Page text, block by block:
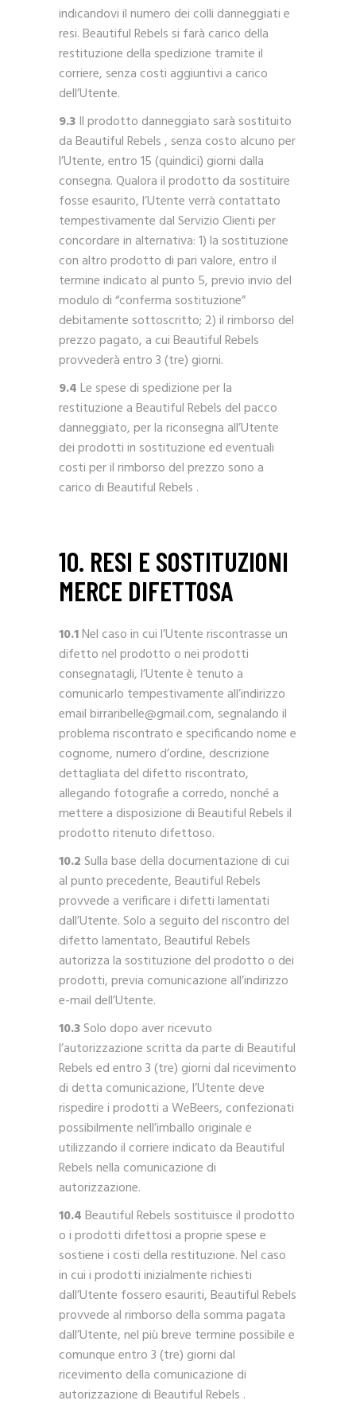
indicandovi il numero dei colli danneggiati e
resi. Beautiful Rebels si farà carico della
restituzione della spedizione tramite il
corriere, senza costi aggiuntivi a carico
dell’Utente.
9.3Il prodotto danneggiato sarà sostituito
da Beautiful Rebels , senza costo alcuno per
l’Utente, entro 15 (quindici) giorni dalla
consegna. Qualora il prodotto da sostituire
fosse esaurito, l’Utente verrà contattato
tempestivamente dal Servizio Clienti per
concordare in alternativa: 1) la sostituzione
con altro prodotto di pari valore, entro il
termine indicato al punto 5, previo invio del
modulo di “conferma sostituzione”
debitamente sottoscritto; 2) il rimborso del
prezzo pagato, a cui Beautiful Rebels
provvederà entro 3 (tre) giorni.
9.4Le spese di spedizione per la
restituzione a Beautiful Rebels del pacco
danneggiato, per la riconsegna all’Utente
dei prodotti in sostituzione ed eventuali
costi per il rimborso del prezzo sono a
carico di Beautiful Rebels .
10. RESI E SOSTITUZIONI
MERCE DIFETTOSA
10.1Nel caso in cui l’Utente riscontrasse un
difetto nel prodotto o nei prodotti
consegnatagli, l’Utente è tenuto a
comunicarlo tempestivamente all’indirizzo
email birraribelle@gmail.com, segnalando il
problema riscontrato e specificando nome e
cognome, numero d’ordine, descrizione
dettagliata del difetto riscontrato,
allegando fotografie a corredo, nonché a
mettere a disposizione di Beautiful Rebels il
prodotto ritenuto difettoso.
10.2Sulla base della documentazione di cui
al punto precedente, Beautiful Rebels
provvede a verificare i difetti lamentati
dall’Utente. Solo a seguito del riscontro del
difetto lamentato, Beautiful Rebels
autorizza la sostituzione del prodotto o dei
prodotti, previa comunicazione all’indirizzo
e-mail dell’Utente.
10.3Solo dopo aver ricevuto
l’autorizzazione scritta da parte di Beautiful
Rebels ed entro 3 (tre) giorni dal ricevimento
di detta comunicazione, l’Utente deve
rispedire i prodotti a WeBeers, confezionati
possibilmente nell’imballo originale e
utilizzando il corriere indicato da Beautiful
Rebels nella comunicazione di
autorizzazione.
10.4Beautiful Rebels sostituisce il prodotto
o i prodotti difettosi a proprie spese e
sostiene i costi della restituzione. Nel caso
in cui i prodotti inizialmente richiesti
dall’Utente fossero esauriti, Beautiful Rebels
provvede al rimborso della somma pagata
dall’Utente, nel più breve termine possibile e
comunque entro 3 (tre) giorni dal
ricevimento della comunicazione di
autorizzazione di Beautiful Rebels .